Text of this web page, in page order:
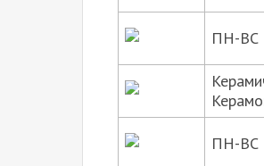
ПН-ВС
ПН-ВС